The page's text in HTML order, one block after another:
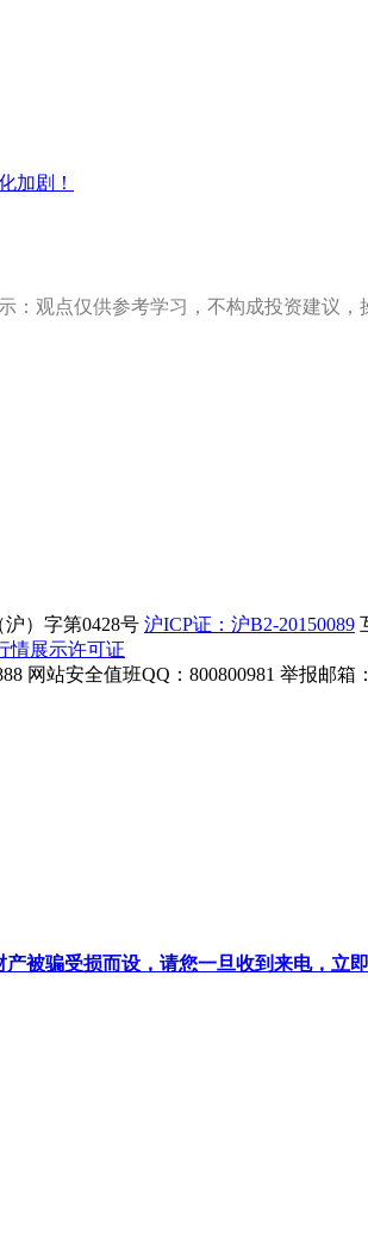
加剧！
：观点仅供参考学习，不构成投资建议，
）字第0428号 沪ICP证：沪B2-20150089
情展示许可证
网站安全值班QQ：800800981 举报邮箱：
被骗受损而设，请您一旦收到来电，立即